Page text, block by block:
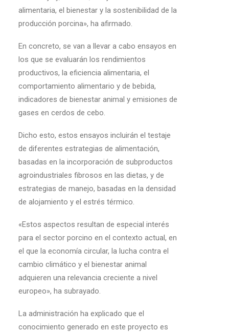
alimentaria, el bienestar y la sostenibilidad de la
producción porcina», ha afirmado.
En concreto, se van a llevar a cabo ensayos en
los que se evaluarán los rendimientos
productivos, la eficiencia alimentaria, el
comportamiento alimentario y de bebida,
indicadores de bienestar animal y emisiones de
gases en cerdos de cebo.
Dicho esto, estos ensayos incluirán el testaje
de diferentes estrategias de alimentación,
basadas en la incorporación de subproductos
agroindustriales fibrosos en las dietas, y de
estrategias de manejo, basadas en la densidad
de alojamiento y el estrés térmico.
«Estos aspectos resultan de especial interés
para el sector porcino en el contexto actual, en
el que la economía circular, la lucha contra el
cambio climático y el bienestar animal
adquieren una relevancia creciente a nivel
europeo», ha subrayado.
La administración ha explicado que el
conocimiento generado en este proyecto es